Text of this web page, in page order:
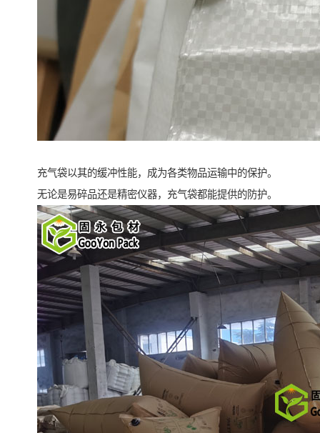
充气袋以其的缓冲性能，成为各类物品运输中的保护。
无论是易碎品还是精密仪器，充气袋都能提供的防护。